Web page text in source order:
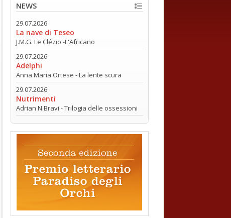
NEWS
29.07.2026
La nave di Teseo
J.M.G. Le Clézio -L'Africano
29.07.2026
Adelphi
Anna Maria Ortese - La lente scura
29.07.2026
Nutrimenti
Adrian N.Bravi - Trilogia delle ossessioni